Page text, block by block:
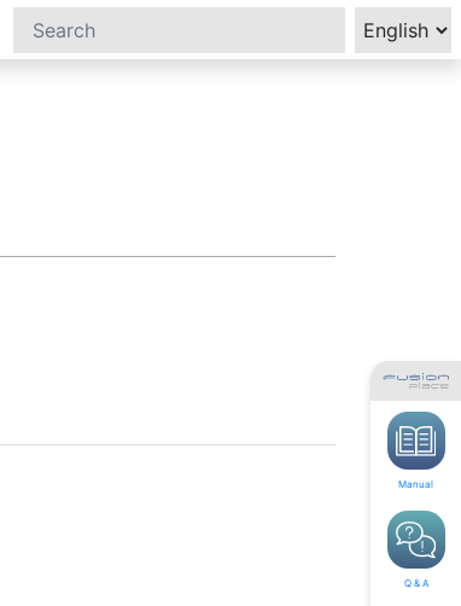
Manual
Q & A